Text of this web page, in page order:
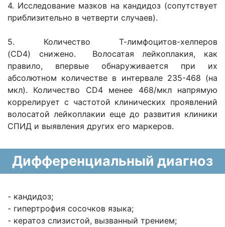
4. Исследование мазков на кандидоз (сопутствует
приблизительно в четверти случаев).
5. Количество Т-лимфоцитов-хелперов
(CD4) снижено. Волосатая лейкоплакия, как
правило, впервые обнаруживается при их
абсолютном количестве в интервале 235-468 (на
мкл). Количество CD4 менее 468/мкл напрямую
коррелирует с частотой клинических проявлений
волосатой лейкоплакии еще до развития клиники
СПИД и выявления других его маркеров.
Дифференциальный диагноз
- кандидоз;
- гипертрофия сосочков языка;
- кератоз слизистой, вызванный трением;